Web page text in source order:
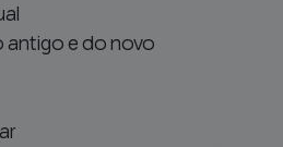
antigo e do novo